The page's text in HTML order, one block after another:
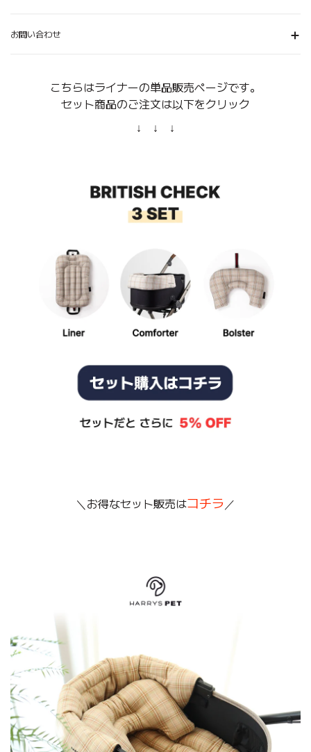
お問い合わせ
こちらはライナーの単品販売ページです。
セット商品のご注文は以下をクリック
↓ ↓ ↓
＼お得なセット販売はコチラ／